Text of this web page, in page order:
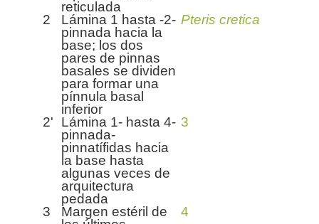
reticulada
2
Lámina 1 hasta -2-
pinnada hacia la
base; los dos
pares de pinnas
basales se dividen
para formar una
pínnula basal
inferior
Pteris cretica
2'
Lámina 1- hasta 4-
pinnada-
pinnatífidas hacia
la base hasta
algunas veces de
arquitectura
pedada
3
3
Margen estéril de
4